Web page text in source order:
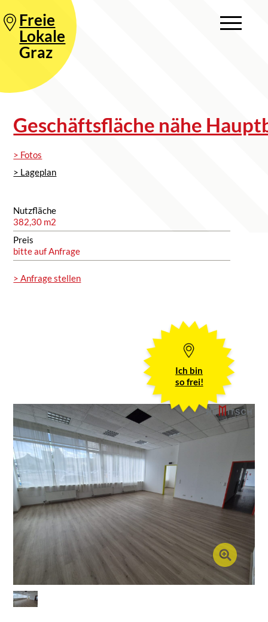
Freie
Lokale
Graz
Geschäftsfläche nähe
> Fotos
> Lageplan
Nutzfläche
382,30 m2
Preis
bitte auf Anfrage
> Anfrage stellen
Ich bin
so frei!